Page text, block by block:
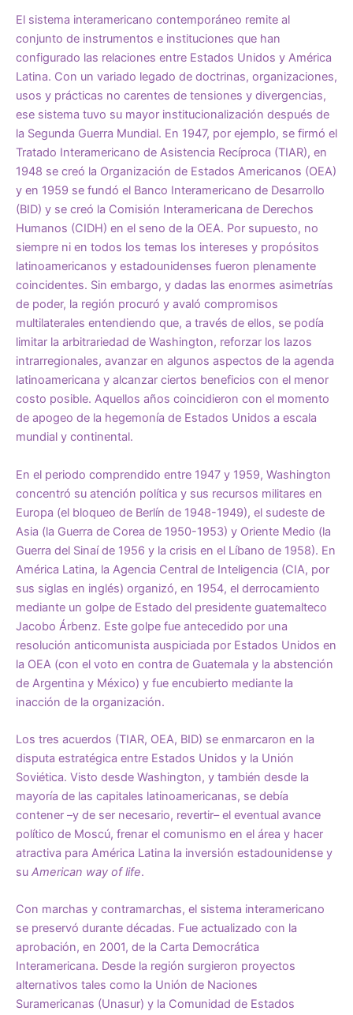
El sistema interamericano contemporáneo remite al
conjunto de instrumentos e instituciones que han
configurado las relaciones entre Estados Unidos y América
Latina. Con un variado legado de doctrinas, organizaciones,
usos y prácticas no carentes de tensiones y divergencias,
ese sistema tuvo su mayor institucionalización después de
la Segunda Guerra Mundial. En 1947, por ejemplo, se firmó el
Tratado Interamericano de Asistencia Recíproca (TIAR), en
1948 se creó la Organización de Estados Americanos (OEA)
y en 1959 se fundó el Banco Interamericano de Desarrollo
(BID) y se creó la Comisión Interamericana de Derechos
Humanos (CIDH) en el seno de la OEA. Por supuesto, no
siempre ni en todos los temas los intereses y propósitos
latinoamericanos y estadounidenses fueron plenamente
coincidentes. Sin embargo, y dadas las enormes asimetrías
de poder, la región procuró y avaló compromisos
multilaterales entendiendo que, a través de ellos, se podía
limitar la arbitrariedad de Washington, reforzar los lazos
intrarregionales, avanzar en algunos aspectos de la agenda
latinoamericana y alcanzar ciertos beneficios con el menor
costo posible. Aquellos años coincidieron con el momento
de apogeo de la hegemonía de Estados Unidos a escala
mundial y continental.
En el periodo comprendido entre 1947 y 1959, Washington
concentró su atención política y sus recursos militares en
Europa (el bloqueo de Berlín de 1948-1949), el sudeste de
Asia (la Guerra de Corea de 1950-1953) y Oriente Medio (la
Guerra del Sinaí de 1956 y la crisis en el Líbano de 1958). En
América Latina, la Agencia Central de Inteligencia (CIA, por
sus siglas en inglés) organizó, en 1954, el derrocamiento
mediante un golpe de Estado del presidente guatemalteco
Jacobo Árbenz. Este golpe fue antecedido por una
resolución anticomunista auspiciada por Estados Unidos en
la OEA (con el voto en contra de Guatemala y la abstención
de Argentina y México) y fue encubierto mediante la
inacción de la organización.
Los tres acuerdos (TIAR, OEA, BID) se enmarcaron en la
disputa estratégica entre Estados Unidos y la Unión
Soviética. Visto desde Washington, y también desde la
mayoría de las capitales latinoamericanas, se debía
contener –y de ser necesario, revertir– el eventual avance
político de Moscú, frenar el comunismo en el área y hacer
atractiva para América Latina la inversión estadounidense y
su American way of life.
Con marchas y contramarchas, el sistema interamericano
se preservó durante décadas. Fue actualizado con la
aprobación, en 2001, de la Carta Democrática
Interamericana. Desde la región surgieron proyectos
alternativos tales como la Unión de Naciones
Suramericanas (Unasur) y la Comunidad de Estados